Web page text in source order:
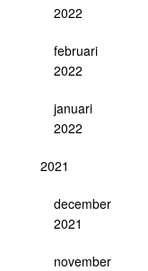
2022
februari
2022
januari
2022
2021
december
2021
november